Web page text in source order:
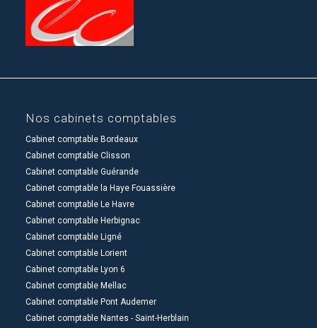
Nos cabinets comptables
Cabinet comptable Bordeaux
Cabinet comptable Clisson
Cabinet comptable Guérande
Cabinet comptable la Haye Fouassière
Cabinet comptable Le Havre
Cabinet comptable Herbignac
Cabinet comptable Ligné
Cabinet comptable Lorient
Cabinet comptable Lyon 6
Cabinet comptable Mellac
Cabinet comptable Pont Audemer
Cabinet comptable Nantes - Saint-Herblain